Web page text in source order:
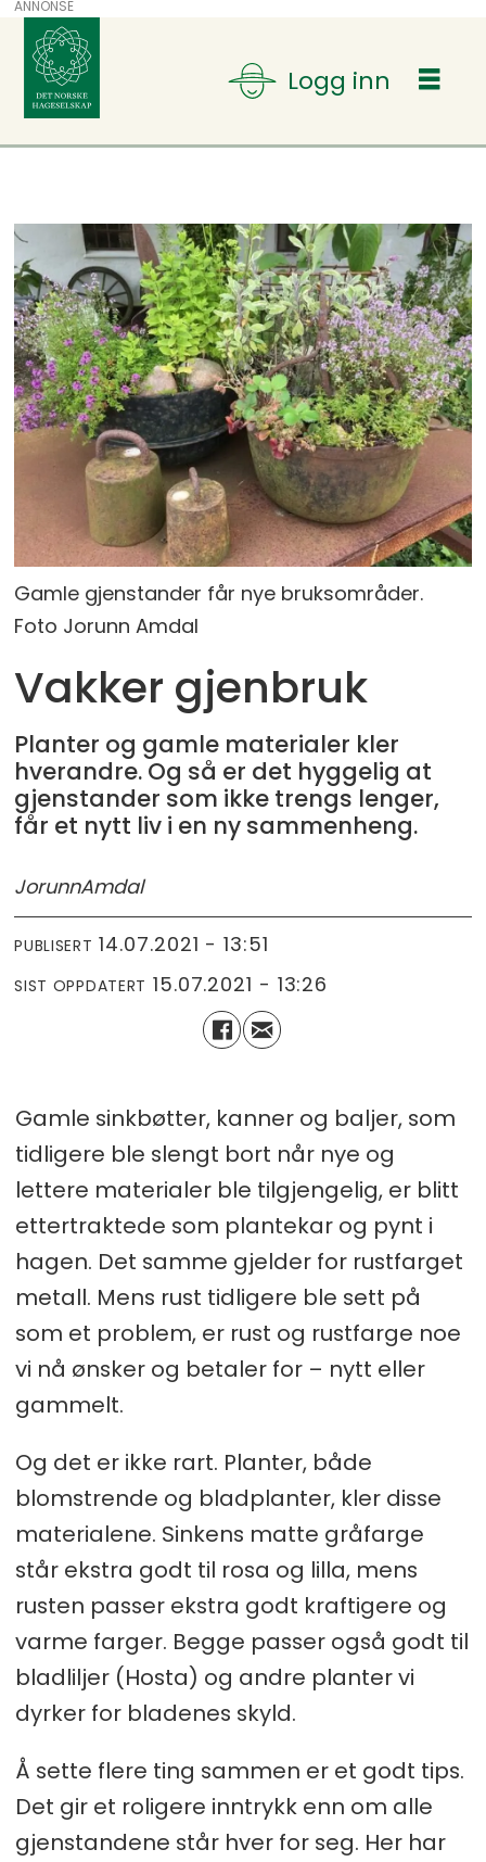
ANNONSE
Gamle gjenstander får nye bruksområder.
Foto Jorunn Amdal
Vakker gjenbruk
Planter og gamle materialer kler
hverandre. Og så er det hyggelig at
gjenstander som ikke trengs lenger,
får et nytt liv i en ny sammenheng.
JorunnAmdal
PUBLISERT 14.07.2021 - 13:51
SIST OPPDATERT 15.07.2021 - 13:26
Gamle sinkbøtter, kanner og baljer, som
tidligere ble slengt bort når nye og
lettere materialer ble tilgjengelig, er blitt
ettertraktede som plantekar og pynt i
hagen. Det samme gjelder for rustfarget
metall. Mens rust tidligere ble sett på
som et problem, er rust og rustfarge noe
vi nå ønsker og betaler for – nytt eller
gammelt.
Og det er ikke rart. Planter, både
blomstrende og bladplanter, kler disse
materialene. Sinkens matte gråfarge
står ekstra godt til rosa og lilla, mens
rusten passer ekstra godt kraftigere og
varme farger. Begge passer også godt til
bladliljer (Hosta) og andre planter vi
dyrker for bladenes skyld.
Å sette flere ting sammen er et godt tips.
Det gir et roligere inntrykk enn om alle
gjenstandene står hver for seg. Her har